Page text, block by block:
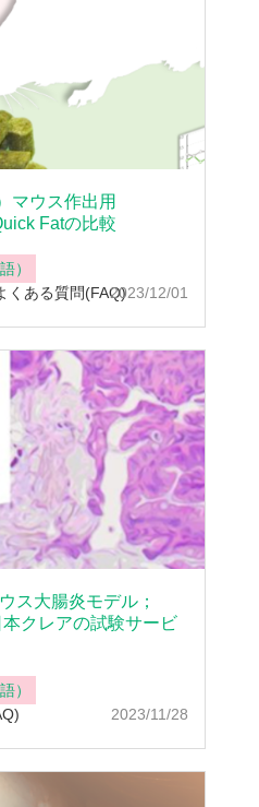
2023/12/01
マウス作出用
Fatの比較
）
くある質問(FAQ)
2023/11/28
ス大腸炎モデル；
クレアの試験サービ
）